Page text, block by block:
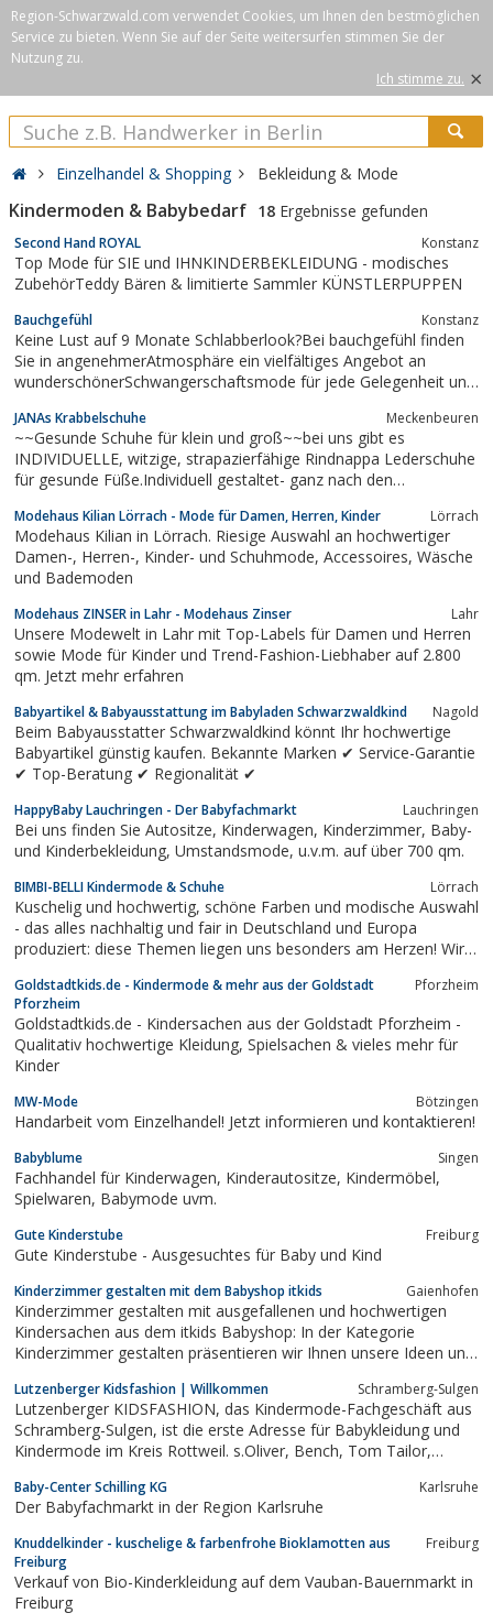
Region-Schwarzwald.com verwendet Cookies, um Ihnen den bestmöglichen
Service zu bieten. Wenn Sie auf der Seite weitersurfen stimmen Sie der
Nutzung zu.
Ich stimme zu. ×
Einzelhandel & Shopping Bekleidung & Mode
Kindermoden & Babybedarf 18 Ergebnisse gefunden
Second Hand ROYAL Konstanz
Top Mode für SIE und IHNKINDERBEKLEIDUNG - modisches
ZubehörTeddy Bären & limitierte Sammler KÜNSTLERPUPPEN
Bauchgefühl Konstanz
Keine Lust auf 9 Monate Schlabberlook?Bei bauchgefühl finden
Sie in angenehmerAtmosphäre ein vielfältiges Angebot an
wunderschönerSchwangerschaftsmode für jede Gelegenheit und
internationalenMarken bieten wir Ihnen auch sonst einiges, was
dieSchwangerschaft und Stillzeit...
JANAs Krabbelschuhe Meckenbeuren
~~Gesunde Schuhe für klein und groß~~bei uns gibt es
INDIVIDUELLE, witzige, strapazierfähige Rindnappa Lederschuhe
für gesunde Füße.Individuell gestaltet- ganz nach den
Schritten,rutschsicher durch angeraute Sohle,wie barfuß laufen –
aber sicher geschützte...
Modehaus Kilian Lörrach - Mode für Damen, Herren, Kinder Lörrach
Modehaus Kilian in Lörrach. Riesige Auswahl an hochwertiger
Damen-, Herren-, Kinder- und Schuhmode, Accessoires, Wäsche
und Bademoden
Modehaus ZINSER in Lahr - Modehaus Zinser Lahr
Unsere Modewelt in Lahr mit Top-Labels für Damen und Herren
sowie Mode für Kinder und Trend-Fashion-Liebhaber auf 2.800
qm. Jetzt mehr erfahren
Babyartikel & Babyausstattung im Babyladen Schwarzwaldkind Nagold
Beim Babyausstatter Schwarzwaldkind könnt Ihr hochwertige
Babyartikel günstig kaufen. Bekannte Marken ✔ Service-Garantie
✔ Top-Beratung ✔ Regionalität ✔
HappyBaby Lauchringen - Der Babyfachmarkt Lauchringen
Bei uns finden Sie Autositze, Kinderwagen, Kinderzimmer, Baby-
und Kinderbekleidung, Umstandsmode, u.v.m. auf über 700 qm.
BIMBI-BELLI Kindermode & Schuhe Lörrach
Kuschelig und hochwertig, schöne Farben und modische Auswahl
- das alles nachhaltig und fair in Deutschland und Europa
produziert: diese Themen liegen uns besonders am Herzen! Wir
gerne einen kleinen Einblick in unser Geschäft und unsere
Produkte im Laden.
Goldstadtkids.de - Kindermode & mehr aus der Goldstadt
Pforzheim
Pforzheim
Goldstadtkids.de - Kindersachen aus der Goldstadt Pforzheim -
Qualitativ hochwertige Kleidung, Spielsachen & vieles mehr für
Kinder
MW-Mode Bötzingen
Handarbeit vom Einzelhandel! Jetzt informieren und kontaktieren!
Babyblume Singen
Fachhandel für Kinderwagen, Kinderautositze, Kindermöbel,
Spielwaren, Babymode uvm.
Gute Kinderstube Freiburg
Gute Kinderstube - Ausgesuchtes für Baby und Kind
Kinderzimmer gestalten mit dem Babyshop itkids Gaienhofen
Kinderzimmer gestalten mit ausgefallenen und hochwertigen
Kindersachen aus dem itkids Babyshop: In der Kategorie
Kinderzimmer gestalten präsentieren wir Ihnen unsere Ideen und
organisieren. Wählen Sie aus einer Vielzahl von wunderbaren und
liebevoll ausgewählten Dingen.
Lutzenberger Kidsfashion | Willkommen Schramberg-Sulgen
Lutzenberger KIDSFASHION, das Kindermode-Fachgeschäft aus
Schramberg-Sulgen, ist die erste Adresse für Babykleidung und
Kindermode im Kreis Rottweil. s.Oliver, Bench, Tom Tailor,
überzeugen.
Baby-Center Schilling KG Karlsruhe
Der Babyfachmarkt in der Region Karlsruhe
Knuddelkinder - kuschelige & farbenfrohe Bioklamotten aus
Freiburg
Freiburg
Verkauf von Bio-Kinderkleidung auf dem Vauban-Bauernmarkt in
Freiburg